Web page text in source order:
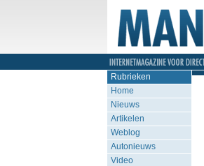
Rubrieken
Home
Nieuws
Artikelen
Weblog
Autonieuws
Video